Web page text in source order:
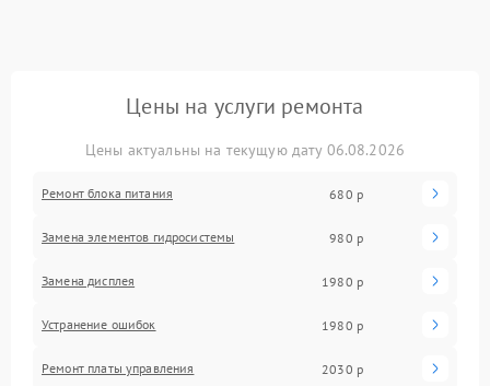
Цены на услуги ремонта
Цены актуальны на текущую дату 06.08.2026
Ремонт блока питания 680 р
Замена элементов гидросистемы 980 р
Замена дисплея 1980 р
Устранение ошибок 1980 р
Ремонт платы управления 2030 р